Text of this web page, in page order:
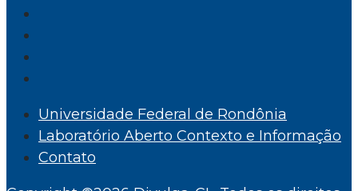
Universidade Federal de Rondônia
Laboratório Aberto Contexto e Informação
Contato